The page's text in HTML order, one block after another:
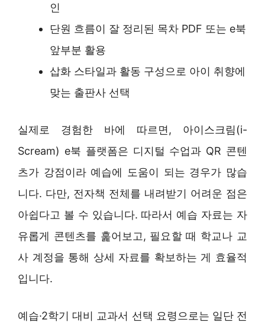
인
단원 흐름이 잘 정리된 목차 PDF 또는 e북
앞부분 활용
삽화 스타일과 활동 구성으로 아이 취향에
맞는 출판사 선택
실제로 경험한 바에 따르면, 아이스크림(i-
Scream) e북 플랫폼은 디지털 수업과 QR 콘텐
츠가 강점이라 예습에 도움이 되는 경우가 많습
니다. 다만, 전자책 전체를 내려받기 어려운 점은
아쉽다고 볼 수 있습니다. 따라서 예습 자료는 자
유롭게 콘텐츠를 훑어보고, 필요할 때 학교나 교
사 계정을 통해 상세 자료를 확보하는 게 효율적
입니다.
예습·2학기 대비 교과서 선택 요령으로는 일단 전